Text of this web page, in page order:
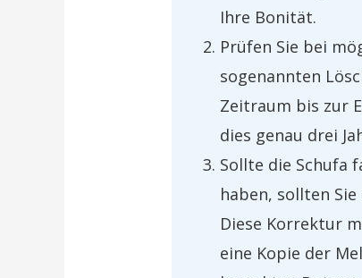
Ihre Bonität.
Prüfen Sie bei
sogenannten
Zeitraum bis zur
dies genau drei
Sollte die Schufa
haben, sollten
Diese Korrektur
eine Kopie der